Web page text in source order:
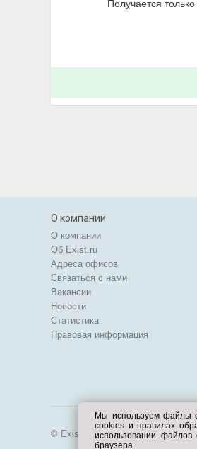
Получается
О компании
О компании
Об Exist.ru
Адреса офисов
Связаться с нами
Вакансии
Новости
Статистика
Правовая информация
© Exist.ru 1998—2026
Мы используем файлы
cookies и правилах
использовании
браузера.